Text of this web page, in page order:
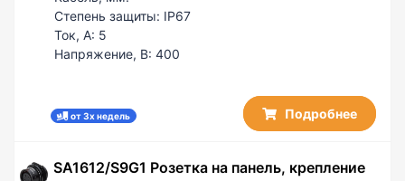
Степень защиты: IP67
Ток, А: 5
Напряжение, В: 400
от 3х недель Подробнее
SA1612/S9G1 Розетка на панель, крепление